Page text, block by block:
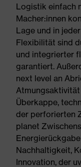
Logistik einfach
Macher:innen
Lage und in
Flexibilität sind
und integrierter
garantiert.
next level an
Überkappe,
der perforierten
planet
Nachhaltigkeit,
Innovation, der